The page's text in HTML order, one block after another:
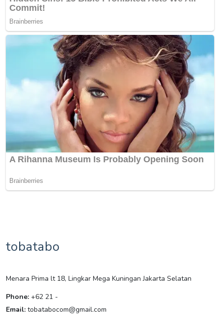
tobatabo
Menara Prima lt 18, Lingkar Mega Kuningan Jakarta Selatan
Phone: +62 21 -
Email: tobatabocom@gmail.com